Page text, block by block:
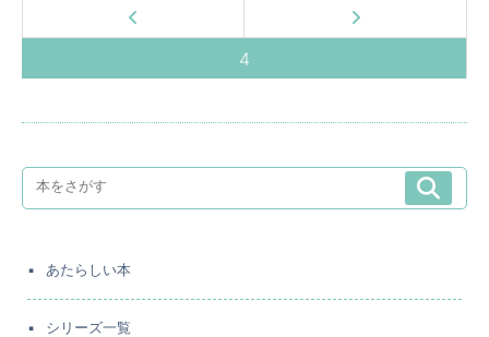
4
あたらしい本
シリーズ一覧